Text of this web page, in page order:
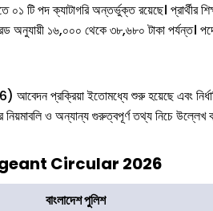
অন্তর্ভুক্ত রয়েছে। প্রার্থীর
অনুযায়ী ১৬,০০০ থেকে ৩৮,৬৮০ টাকা পর্যন্ত।
ইতোমধ্যে শুরু হয়েছে এবং
নিয়মাবলি ও অন্যান্য গুরুত্বপূর্ণ তথ্য নিচে উল্লেখ
Circular 2026
বাংলাদেশ পুলিশ